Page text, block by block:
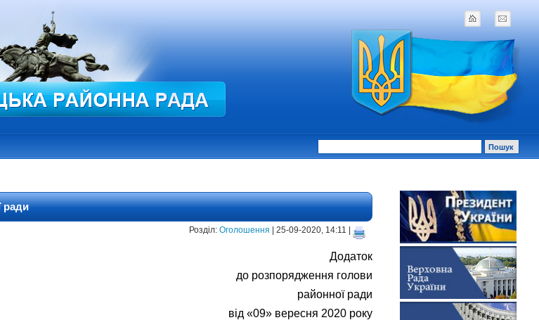
ради
Розділ: Оголошення | 25-09-2020, 14:11 |
Додаток
до розпорядження голови
районної ради
від «09» вересня 2020 року